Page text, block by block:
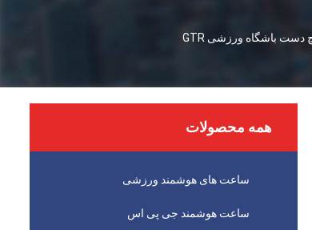
1.46 اینچ 5G دیجیتال گام شمار صفحه نمایش Hd باتری سفارشی نظارت بر سلامت انیمه مچ دست باشگاه ورزشی GTR
همه محصولات
ساعت های هوشمند ورزشی
ساعت هوشمند جی پی اس